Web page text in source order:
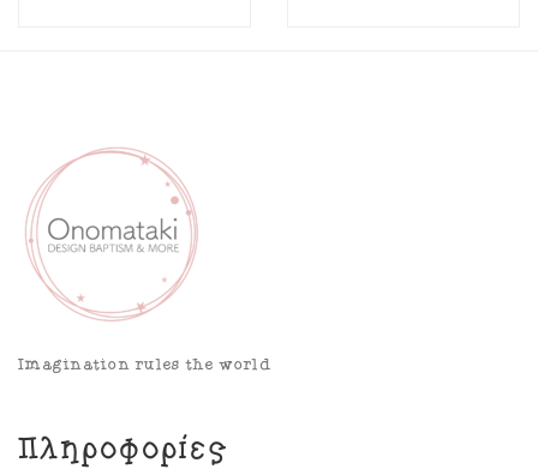
Imagination rules the world
Πληροφορίες